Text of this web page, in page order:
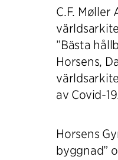
C.F.
”Bästa
Horsens,
av Covid-
Horsens
byggnad”